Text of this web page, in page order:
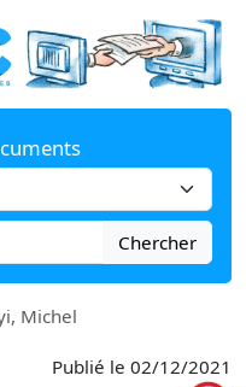
Chercher
Michel
Publié le 02/12/2021